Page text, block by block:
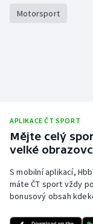
Olympijské hry
Rychlobruslení
Rychlostní
Short track
Motorsport
APLIKACE ČT SPORT
Mějte celý
velké
S mobilní aplikací,
máte ČT sport vždy
bonusový obsah